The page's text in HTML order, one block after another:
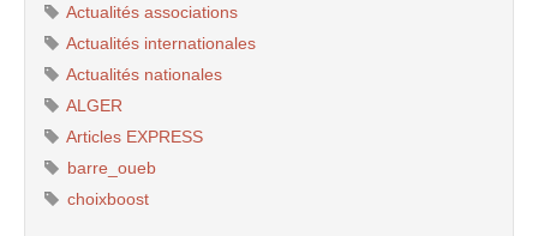
Actualités associations
Actualités internationales
Actualités nationales
ALGER
Articles EXPRESS
barre_oueb
choixboost